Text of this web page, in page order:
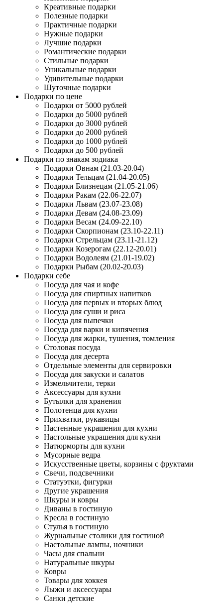
Креативные подарки
Полезные подарки
Практичные подарки
Нужные подарки
Лучшие подарки
Романтические подарки
Стильные подарки
Уникальные подарки
Удивительные подарки
Шуточные подарки
Подарки по цене
Подарки от 5000 рублей
Подарки до 5000 рублей
Подарки до 3000 рублей
Подарки до 2000 рублей
Подарки до 1000 рублей
Подарки до 500 рублей
Подарки по знакам зодиака
Подарки Овнам (21.03-20.04)
Подарки Тельцам (21.04-20.05)
Подарки Близнецам (21.05-21.06)
Подарки Ракам (22.06-22.07)
Подарки Львам (23.07-23.08)
Подарки Девам (24.08-23.09)
Подарки Весам (24.09-22.10)
Подарки Скорпионам (23.10-22.11)
Подарки Стрельцам (23.11-21.12)
Подарки Козерогам (22.12-20.01)
Подарки Водолеям (21.01-19.02)
Подарки Рыбам (20.02-20.03)
Подарки себе
Посуда для чая и кофе
Посуда для спиртных напитков
Посуда для первых и вторых блюд
Посуда для суши и риса
Посуда для выпечки
Посуда для варки и кипячения
Посуда для жарки, тушения, томления
Столовая посуда
Посуда для десерта
Отдельные элементы для сервировки
Посуда для закуски и салатов
Измельчители, терки
Аксессуары для кухни
Бутылки для хранения
Полотенца для кухни
Прихватки, рукавицы
Настенные украшения для кухни
Настольные украшения для кухни
Натюрморты для кухни
Мусорные ведра
Искусственные цветы, корзины с фруктами
Свечи, подсвечники
Статуэтки, фигурки
Другие украшения
Шкуры и ковры
Диваны в гостиную
Кресла в гостиную
Стулья в гостиную
Журнальные столики для гостиной
Настольные лампы, ночники
Часы для спальни
Натуральные шкуры
Ковры
Товары для хоккея
Лыжи и аксессуары
Санки детские